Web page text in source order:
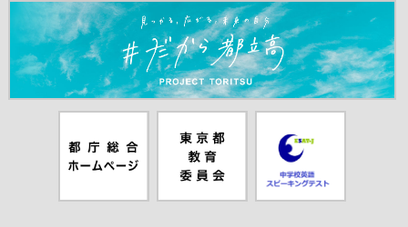
＃だから都立高（別ウインドウが開きます）
ムページ（別
ウインドウが
員会（別ウイ
ンドウが開き
ピーキングテ
スト（別ウイ
ンドウが開き